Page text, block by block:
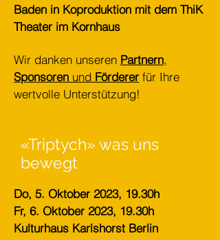
Baden in Koproduktion mit dem ThiK
Theater im Kornhaus
Wir danken unseren Partnern,
Sponsoren und Förderer für Ihre
wertvolle Unterstützung!
«Triptych» was uns
bewegt
Do, 5. Oktober 2023, 19.30h
Fr, 6. Oktober 2023, 19.30h
Kulturhaus Karlshorst Berlin